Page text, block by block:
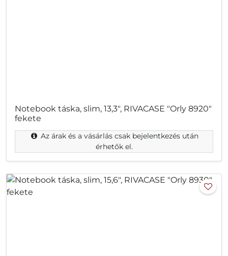
Notebook táska, slim, 13,3", RIVACASE "Orly 8920"
fekete
Az árak és a vásárlás csak bejelentkezés után
érhetők el.